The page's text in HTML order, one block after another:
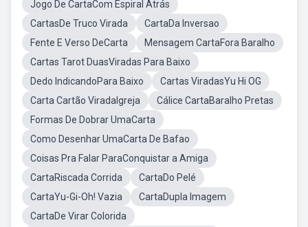
Jogo De CartaCom Espiral Atrás
CartasDe Truco Virada
CartaDa Inversao
Fente E Verso DeCarta
Mensagem CartaFora Baralho
Cartas Tarot DuasViradas Para Baixo
Dedo IndicandoPara Baixo
Cartas ViradasYu Hi OG
Carta Cartão ViradaIgreja
Cálice CartaBaralho Pretas
Formas De Dobrar UmaCarta
Como Desenhar UmaCarta De Bafao
Coisas Pra Falar ParaConquistar a Amiga
CartaRiscada Corrida
CartaDo Pelé
CartaYu-Gi-Oh! Vazia
CartaDupla Imagem
CartaDe Virar Colorida